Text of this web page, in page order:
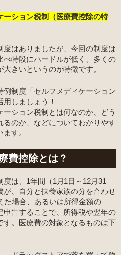
ーション税制（医療費控除の特
度はありましたが、今回の制度は
べ特段にハードルが低く、多くの
きいというのが特徴です。
例制度「セルフメディケーション
しましょう！
ション税制とは何なのか、どう
るのか、などについてわかりやす
す。
費控除とは？
は、1年間（1月1日～12月31
が、自分と扶養家族の分を合わせ
た場合、あるいは所得金額の
申告することで、所得税や翌年の
す。医療費の対象となるものは下